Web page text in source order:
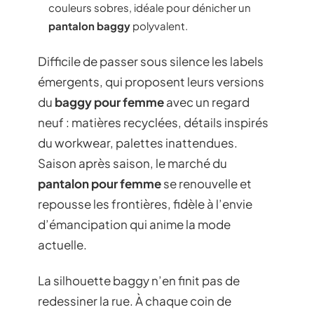
couleurs sobres, idéale pour dénicher un
pantalon baggy polyvalent.
Difficile de passer sous silence les labels
émergents, qui proposent leurs versions
du baggy pour femmeavec un regard
neuf : matières recyclées, détails inspirés
du workwear, palettes inattendues.
Saison après saison, le marché du
pantalon pour femmese renouvelle et
repousse les frontières, fidèle à l’envie
d’émancipation qui anime la mode
actuelle.
La silhouette baggy n’en finit pas de
redessiner la rue. À chaque coin de